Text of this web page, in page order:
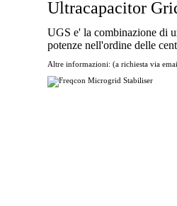
Ultracapacitor
UGS e' la combinazione di
potenze nell'ordine delle
Altre informazioni: (a richiesta via